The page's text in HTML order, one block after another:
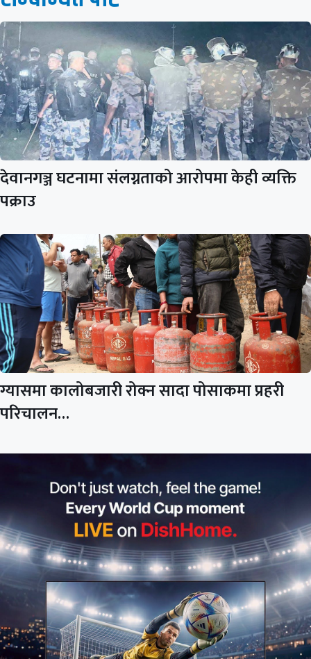
देवानगञ्ज घटनामा संलग्नताको आरोपमा केही व्यक्ति
पक्राउ
ग्यासमा कालोबजारी रोक्न सादा पोसाकमा प्रहरी
परिचालन…